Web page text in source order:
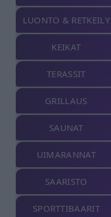
LUONTO & RETKEILY
KEIKAT
TERASSIT
GRILLAUS
SAUNAT
UIMARANNAT
SAARISTO
SPORTTIBAARIT